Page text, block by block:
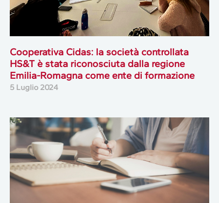
Cooperativa Cidas: la società controllata
HS&T è stata riconosciuta dalla regione
Emilia-Romagna come ente di formazione
5 Luglio 2024